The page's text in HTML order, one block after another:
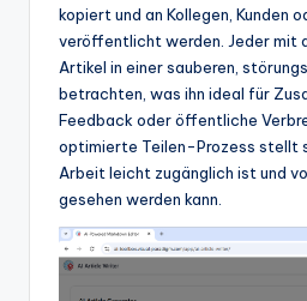
kopiert und an Kollegen, Kunden
veröffentlicht werden. Jeder mit
Artikel in einer sauberen,
betrachten, was ihn ideal für
Feedback oder öffentliche
optimierte Teilen-Prozess stellt
Arbeit leicht zugänglich ist und
gesehen werden kann.